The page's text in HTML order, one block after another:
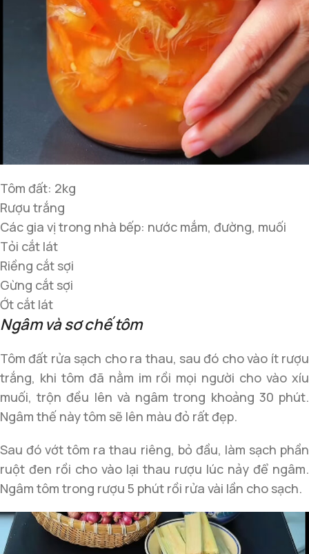
Tôm đất: 2kg
Rượu trắng
Các gia vị trong nhà bếp: nước mắm, đường, muối
Tỏi cắt lát
Riềng cắt sợi
Gừng cắt sợi
Ớt cắt lát
Ngâm và sơ chế tôm
Tôm đất rửa sạch cho ra thau, sau đó cho vào ít rượu
trắng, khi tôm đã nằm im rồi mọi người cho vào xíu
muối, trộn đều lên và ngâm trong khoảng 30 phút.
Ngâm thế này tôm sẽ lên màu đỏ rất đẹp.
Sau đó vớt tôm ra thau riêng, bỏ đầu, làm sạch phần
ruột đen rồi cho vào lại thau rượu lúc nảy để ngâm.
Ngâm tôm trong rượu 5 phút rồi rửa vài lần cho sạch.